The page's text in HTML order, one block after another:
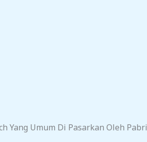
Umum Di Pasarkan Oleh